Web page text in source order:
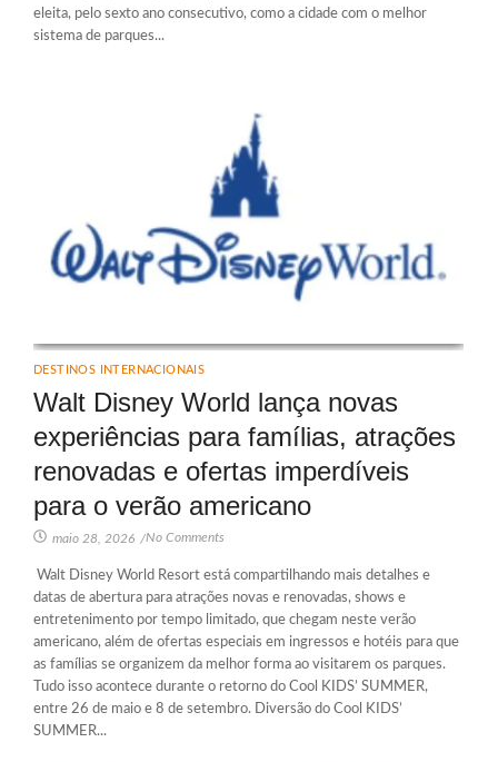
eleita, pelo sexto ano consecutivo, como a cidade com o melhor
sistema de parques...
DESTINOS INTERNACIONAIS
Walt Disney World lança novas
experiências para famílias, atrações
renovadas e ofertas imperdíveis
para o verão americano
maio 28, 2026 /No Comments
Walt Disney World Resort está compartilhando mais detalhes e
datas de abertura para atrações novas e renovadas, shows e
entretenimento por tempo limitado, que chegam neste verão
americano, além de ofertas especiais em ingressos e hotéis para que
as famílias se organizem da melhor forma ao visitarem os parques.
Tudo isso acontece durante o retorno do Cool KIDS’ SUMMER,
entre 26 de maio e 8 de setembro. Diversão do Cool KIDS’
SUMMER...